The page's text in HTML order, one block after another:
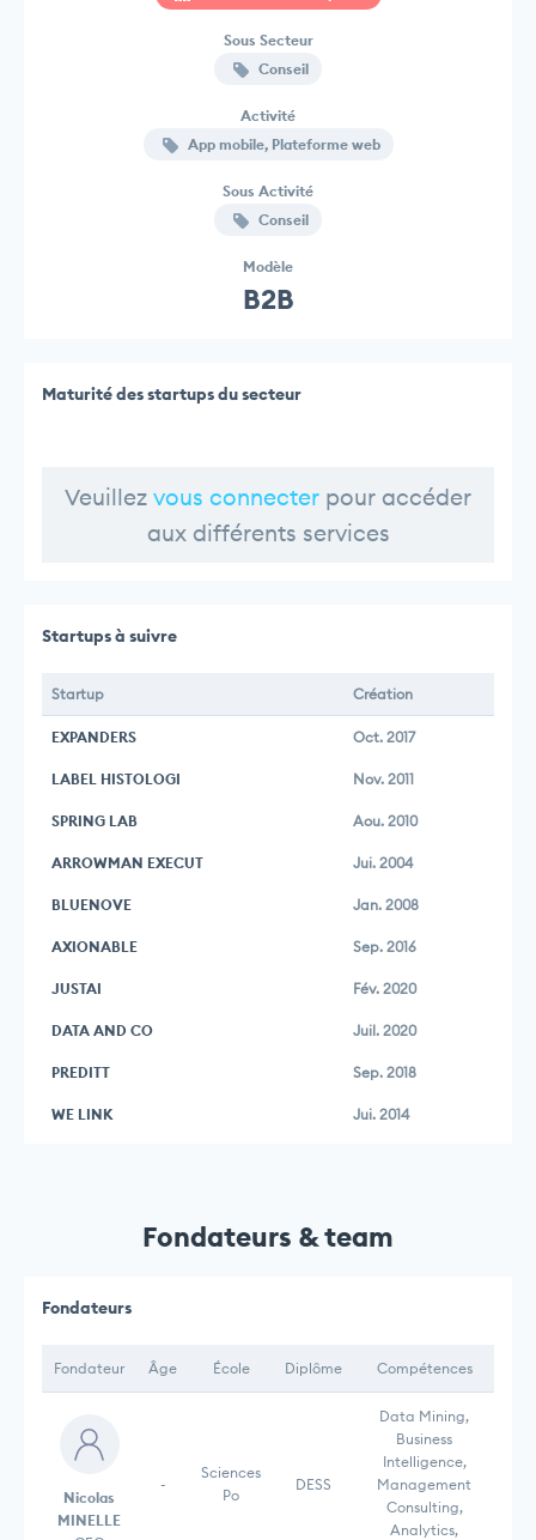
Sous Secteur
Conseil
Activité
App mobile, Plateforme web
Sous Activité
Conseil
Modèle
B2B
Maturité des startups du secteur
Veuillez vous connecter pour accéder
aux différents services
Startups à suivre
Startup Création
EXPANDERS Oct. 2017
LABEL HISTOLOGI Nov. 2011
SPRING LAB Aou. 2010
ARROWMAN EXECUT Jui. 2004
BLUENOVE Jan. 2008
AXIONABLE Sep. 2016
JUSTAI Fév. 2020
DATA AND CO Juil. 2020
PREDITT Sep. 2018
WE LINK Jui. 2014
Fondateurs & team
Fondateurs
Fondateur Âge École Diplôme Compétences
Nicolas
MINELLE
-
Sciences
Po
DESS
Data Mining,
Business
Intelligence,
Management
Consulting,
Analytics,